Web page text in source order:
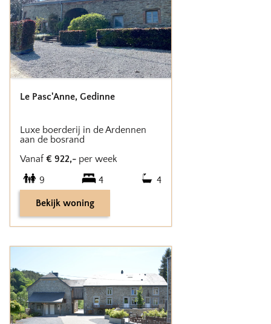
Le Pasc'Anne, Gedinne
Luxe boerderij in de Ardennen
aan de bosrand
Vanaf € 922,- per week
9
4 4
Bekijk woning